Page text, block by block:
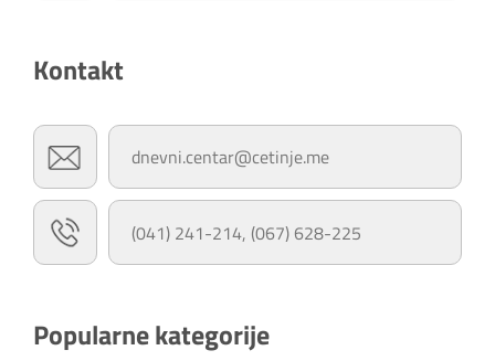
Kontakt
dnevni.centar@cetinje.me
(041) 241-214, (067) 628-225
Popularne kategorije